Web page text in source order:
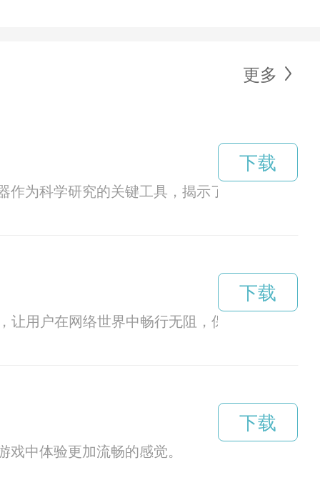
更多
为科学研究的关键工具，揭示了宇宙中黑洞
下载
用户在网络世界中畅行无阻，保障网络安全。
下载
中体验更加流畅的感觉。
下载